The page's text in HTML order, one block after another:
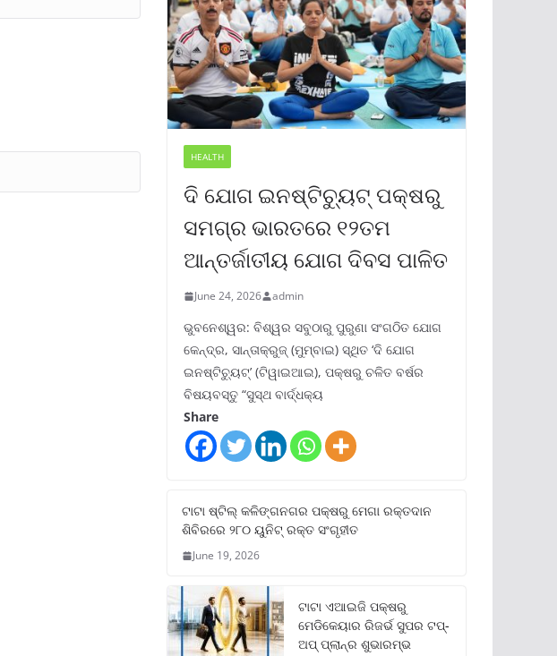
HEALTH
ଦି ଯୋଗ ଇନଷ୍ଟିଚ୍ୟୁଟ୍ ପକ୍ଷରୁ
ସମଗ୍ର ଭାରତରେ ୧୨ତମ
ଆନ୍ତର୍ଜାତୀୟ ଯୋଗ ଦିବସ ପାଳିତ
June 24, 2026 admin
ଭୁବନେଶ୍ୱର: ବିଶ୍ୱର ସବୁଠାରୁ ପୁରୁଣା ସଂଗଠିତ ଯୋଗ
କେନ୍ଦ୍ର, ସାନ୍ତାକ୍ରୁଜ୍ (ମୁମ୍ବାଇ) ସ୍ଥିତ ‘ଦି ଯୋଗ
ଇନଷ୍ଟିଚ୍ୟୁଟ୍‌’ (ଟିୱାଇଆଇ), ପକ୍ଷରୁ ଚଳିତ ବର୍ଷର
ବିଷୟବସ୍ତୁ “ସୁସ୍ଥ ବାର୍ଦ୍ଧକ୍ୟ
Share
ଟାଟା ଷ୍ଟିଲ୍‌ କଳିଙ୍ଗନଗର ପକ୍ଷରୁ ମେଗା ରକ୍ତଦାନ
ଶିବିରରେ ୨୮୦ ୟୁନିଟ୍‌ ରକ୍ତ ସଂଗୃହୀତ
June 19, 2026
ଟାଟା ଏଆଇଜି ପକ୍ଷରୁ
ମେଡିକେୟାର ରିଜର୍ଭ ସୁପର ଟପ୍‌-
ଅପ୍ ପ୍ଲାନ୍‌ର ଶୁଭାରମ୍ଭ